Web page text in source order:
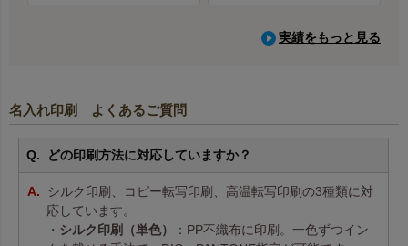
実績をもっと見る
名入れ印刷 よくあるご質問
どの印刷方法に対応していますか？
シルク印刷、コピー転写印刷、高温転写印刷の3種類に対
応しています。
・ シルク印刷（単色）
：PP不織布に印刷。一色ずつイン